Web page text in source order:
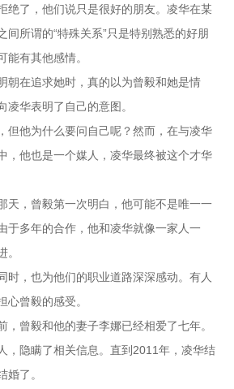
绝了，他们说只是很好的朋友。凌华在某
间所谓的“特殊关系”只是特别熟悉的好朋
能有其他感情。
朝在追求她时，真的以为曾毅和她是情
凌华表明了自己的意图。
但他为什么要问自己呢？然而，在与凌华
，他也是一个媒人，凌华最终被这个才华
天，曾毅第一次明白，他可能不是唯一一
于多年的合作，他和凌华就像一家人一
。
时，也为他们的职业道路深深感动。有人
心曾毅的感受。
，曾毅和他的妻子李娜已经相爱了七年。
，隐瞒了相关信息。直到2011年，凌华结
婚了。